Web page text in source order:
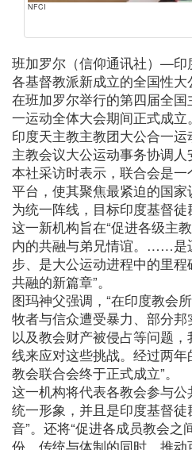
NFCI
班加罗尔（信仰通讯社）—印
各基督教派新成立的全国性大
在班加罗尔举行的第四届全
一运动全体大会期间正式成立。
印度天主教主教团大公合一
主教会议大公运动事务协调
本社采访时表示，联合会是
平台，使其聚焦最紧迫的国
为统一阵线，目标印度基督徒
这一新机构旨在“促进各级主
内的共融与弟兄情谊。……是
步、是大公运动进程中的里
共融的新篇章”。
图玛神父强调，“在印度教会
牧者与信众遭受暴力、部分邦
以及教会财产被侵占等问题
线来应对这些挑战。经过两
教会联合会终于正式成立”。
这一机构将代表各教会参与
统一形象，并且是印度基督
音”。还将“促进各成员教会之
份、传统与体制的同时，推